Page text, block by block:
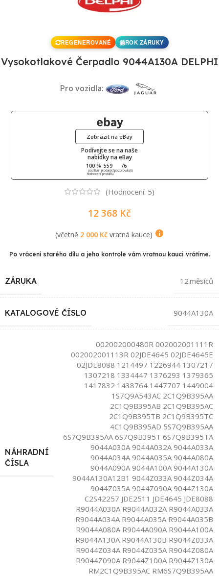
REGENEROVANÉ ROK ZÁRUKY
Vysokotlakové Čerpadlo 9044A130A DELPHI
Pro vozidla:
Podívejte se na naše
nabídky na eBay
100 %
pozitivní
hodnocení
559
prodaných
produktů
76
pozorovatelů
Zobrazit na eBay
(Hodnocení: 5)
12 368 Kč
(včetně 2 000 Kčvratná kauce)
Po vrácení starého dílu a jeho kontrole vám vratnou kauci vrátíme.
ZÁRUKA 12 měsíců
KATALOGOVÉ ČÍSLO 9044A130A
NÁHRADNÍ
ČÍSLA
002002000480R 002002001111R
002002001113R 02JDE4645 02JDE4645E
02JDE8088 1214497 1226944 1307217
1307218 1334447 1376293 1379365
1417832 1438764 1447707 1449004
1S7Q9A543AC 2C1Q9B395AA
2C1Q9B395AB 2C1Q9B395AC
2C1Q9B395TB 2C1Q9B395TC
4C1Q9B395AD 5S7Q9B395AA
6S7Q9B395AA 6S7Q9B395T 6S7Q9B395TA
9044A030A 9044A032A 9044A033A
9044A034A 9044A035A 9044A080A
9044A090A 9044A100A 9044A130A
9044A130A12B1 9044Z033A 9044Z034A
9044Z035A 9044Z090A 9044Z130A
C2S42257 JDE2511 JDE4645 JDE8088
R9044A030A R9044A032A R9044A033A
R9044A034A R9044A035A R9044A035B
R9044A080A R9044A090A R9044A100A
R9044A130A R9044A130B R9044Z033A
R9044Z034A R9044Z035A R9044Z080A
R9044Z090A R9044Z100A R9044Z130A
RM2C1Q9B395AC RM6S7Q9B395AA